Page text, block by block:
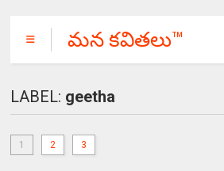
మన కవితలు™
LABEL: geetha
1 2 3